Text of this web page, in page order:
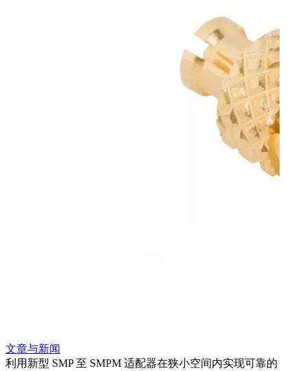
文章与新闻
利用新型 SMP 至 SMPM 适配器在狭小空间内实现可靠的